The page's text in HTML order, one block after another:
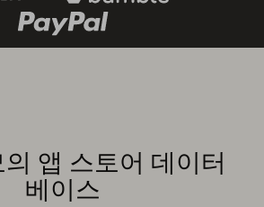
앱 스토어 데이터
베이스